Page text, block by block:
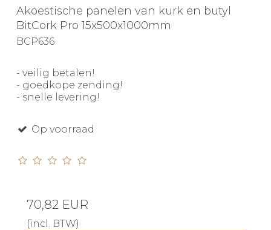
Akoestische panelen van kurk en butyl
BitCork Pro 15x500x1000mm
BCP636
- veilig betalen!
- goedkope zending!
- snelle levering!
Op voorraad
70,82 EUR
(incl. BTW)